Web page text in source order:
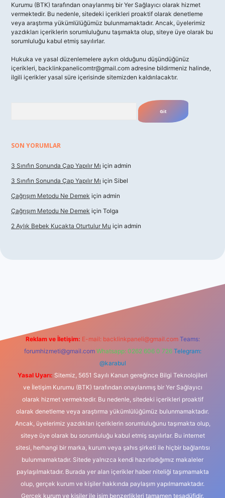
Kurumu (BTK) tarafından onaylanmış bir Yer Sağlayıcı olarak hizmet
vermektedir. Bu nedenle, sitedeki içerikleri proaktif olarak denetleme
veya araştırma yükümlülüğümüz bulunmamaktadır. Ancak, üyelerimiz
yazdıkları içeriklerin sorumluluğunu taşımakta olup, siteye üye olarak bu
sorumluluğu kabul etmiş sayılırlar.
Hukuka ve yasal düzenlemelere aykırı olduğunu düşündüğünüz
içerikleri, backlinkpanelicomtr@gmail.com adresine bildirmeniz halinde,
ilgili içerikler yasal süre içerisinde sitemizden kaldırılacaktır.
SON YORUMLAR
3 Sınıfın Sonunda Çap Yapılır Mı için admin
3 Sınıfın Sonunda Çap Yapılır Mı için Sibel
Çağrışım Metodu Ne Demek için admin
Çağrışım Metodu Ne Demek için Tolga
2 Aylık Bebek Kucakta Oturtulur Mu için admin
Reklam ve İletişim: E-mail: backlinkpaneli@gmail.com Teams:
forumhizmeti@gmail.com Whatsapp: 0262 606 0 726 Telegram:
@karabul
Yasal Uyarı: Sitemiz, 5651 Sayılı Kanun gereğince Bilgi Teknolojileri
ve İletişim Kurumu (BTK) tarafından onaylanmış bir Yer Sağlayıcı
olarak hizmet vermektedir. Bu nedenle, sitedeki içerikleri proaktif
olarak denetleme veya araştırma yükümlülüğümüz bulunmamaktadır.
Ancak, üyelerimiz yazdıkları içeriklerin sorumluluğunu taşımakta olup,
siteye üye olarak bu sorumluluğu kabul etmiş sayılırlar. Bu internet
sitesi, herhangi bir marka, kurum veya şahıs şirketi ile hiçbir bağlantısı
bulunmamaktadır. Sitede yalnızca kendi hazırladığımız makaleler
paylaşılmaktadır. Burada yer alan içerikler haber niteliği taşımamakta
olup, gerçek kurum ve kişiler hakkında paylaşım yapılmamaktadır.
Gerçek kurum ve kişiler ile isim benzerlikleri tamamen tesadüfidir.